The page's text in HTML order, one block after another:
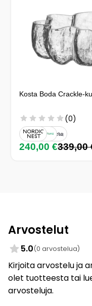
Kosta Boda Crackle-
(0)
240,00 €339,00
Arvostelut
5.0(0 arvostelua)
Kirjoita arvostelu ja
olet tuotteesta tai
arvosteluja.